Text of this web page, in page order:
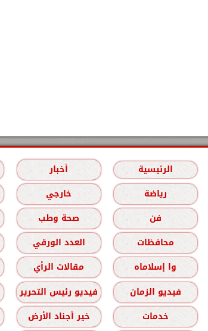
الرئيسية أخبار
رياضة
خارجي
فن
صحة وطب
محافظات
العدد الورقي
وا إسلاماه
مقالات الرأي
فيديو الزمان
فيديو رئيس التحرير
خدمات
خير أجناد الأرض